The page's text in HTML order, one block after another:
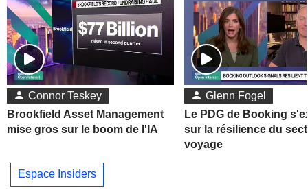
Connor Teskey
Brookfield Asset Management
mise gros sur le boom de l'IA
Glenn Fogel
Le PDG de Booking
sur la résilience du
voyage
Espace Insiders